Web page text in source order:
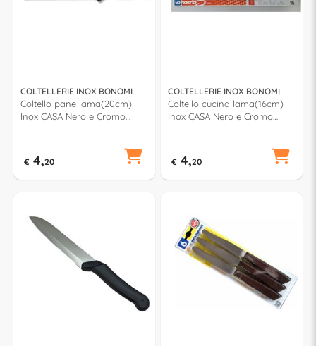
COLTELLERIE INOX BONOMI
Coltello pane lama(20cm)
Inox CASA Nero e Cromo
€ 4,20
COLTELLERIE INOX BONOMI
Coltello cucina lama(16cm)
Inox CASA Nero e Cromo
€ 4,20